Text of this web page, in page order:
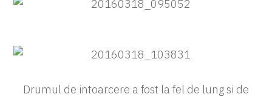
Drumul de intoarcere a fost la fel de lung si de